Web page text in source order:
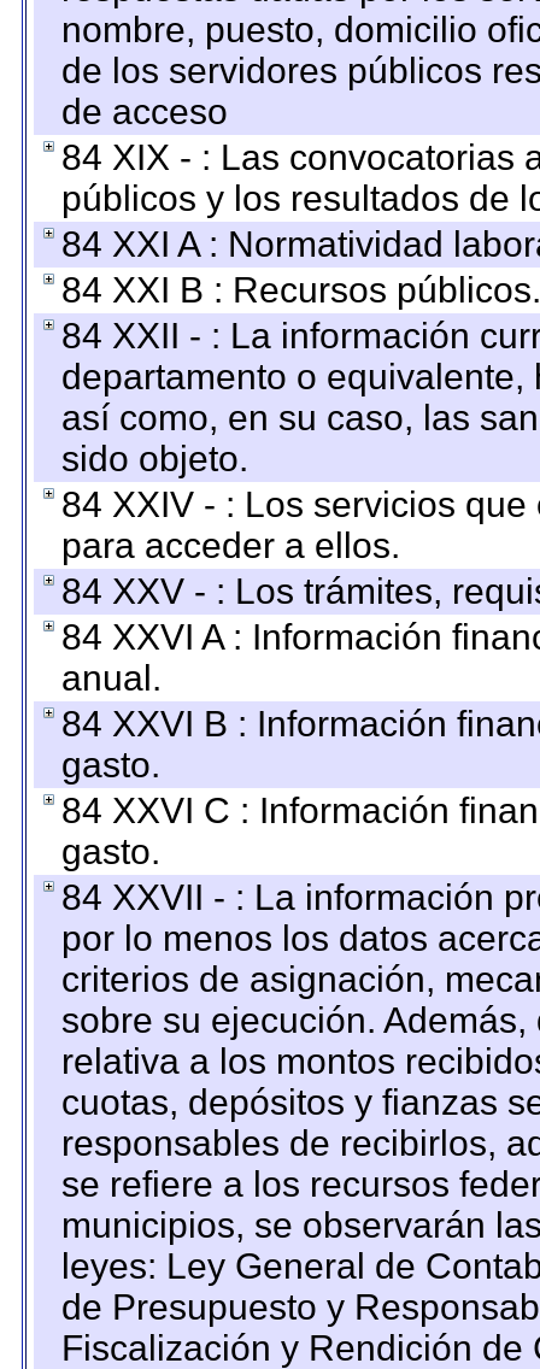
nombre, puesto, domicilio
de los servidores públicos
de acceso
84 XIX - : Las convocatorias
públicos y los resultados de
84 XXI A : Normatividad
84 XXI B : Recursos públicos.
84 XXII - : La información
departamento o
así como, en su caso, las
sido objeto.
84 XXIV - : Los servicios
para acceder a ellos.
84 XXV - : Los trámites,
84 XXVI A : Información
anual.
84 XXVI B : Información
gasto.
84 XXVI C : Información
gasto.
84 XXVII - : La información
por lo menos los datos
criterios de asignación,
sobre su ejecución.
relativa a los montos
cuotas, depósitos y fianzas
responsables de recibirlos,
se refiere a los recursos
municipios, se observarán
leyes: Ley General de
de Presupuesto y
Fiscalización y Rendición